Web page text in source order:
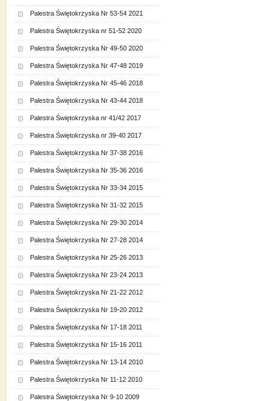
Palestra Świętokrzyska Nr 53-54 2021
Palestra Świętokrzyska nr 51-52 2020
Palestra Świętokrzyska Nr 49-50 2020
Palestra Świętokrzyska Nr 47-48 2019
Palestra Świętokrzyska Nr 45-46 2018
Palestra Świętokrzyska Nr 43-44 2018
Palestra Świętokrzyska nr 41/42 2017
Palestra Świętokrzyska nr 39-40 2017
Palestra Świętokrzyska Nr 37-38 2016
Palestra Świętokrzyska Nr 35-36 2016
Palestra Świętokrzyska Nr 33-34 2015
Palestra Świętokrzyska Nr 31-32 2015
Palestra Świętokrzyska Nr 29-30 2014
Palestra Świętokrzyska Nr 27-28 2014
Palestra Świętokrzyska Nr 25-26 2013
Palestra Świętokrzyska Nr 23-24 2013
Palestra Świętokrzyska Nr 21-22 2012
Palestra Świętokrzyska Nr 19-20 2012
Palestra Świętokrzyska Nr 17-18 2011
Palestra Świętokrzyska Nr 15-16 2011
Palestra Świętokrzyska Nr 13-14 2010
Palestra Świętokrzyska Nr 11-12 2010
Palestra Świętokrzyska Nr 9-10 2009